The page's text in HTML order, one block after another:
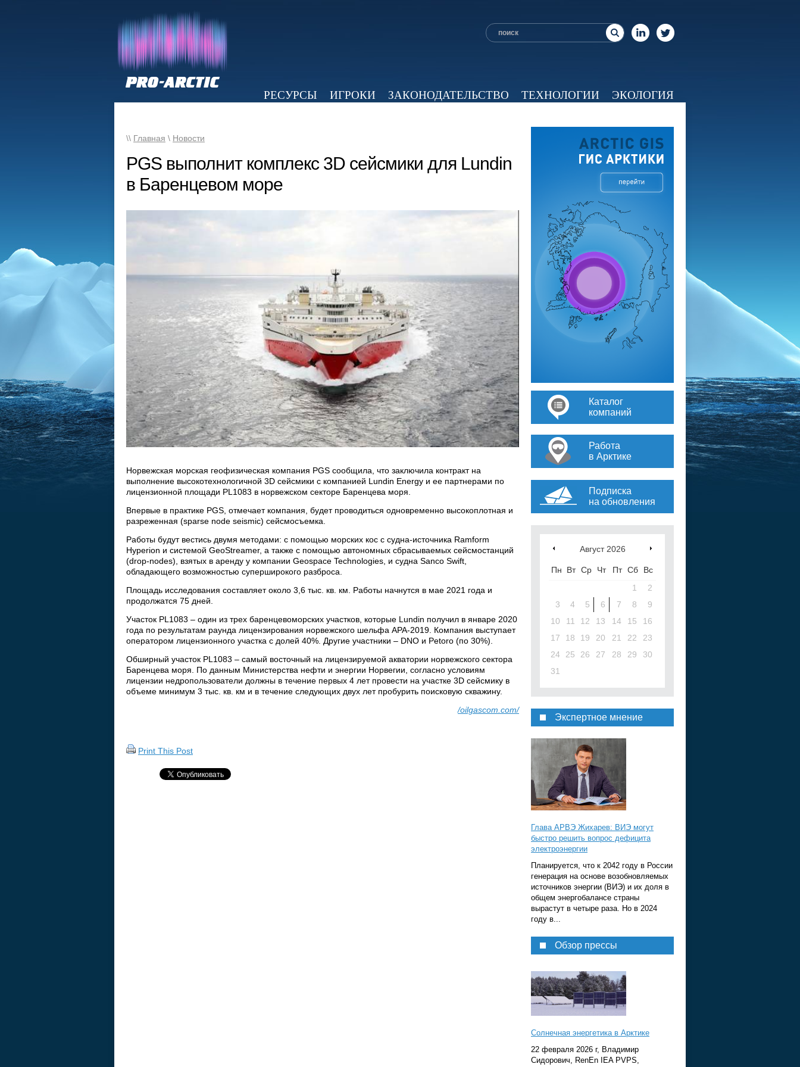
РЕСУРСЫ ИГРОКИ ЗАКОНОДАТЕЛЬСТВО ТЕХНОЛОГИИ
ЭКОЛОГИЯ
\\ Главная \ Новости
PGS выполнит комплекс 3D сейсмики для Lundin
в Баренцевом море
Норвежская морская геофизическая компания PGS сообщила, что заключила контракт на
выполнение высокотехнологичной 3D сейсмики с компанией Lundin Energy и ее партнерами по
лицензионной площади PL1083 в норвежском секторе Баренцева моря.
Впервые в практике PGS, отмечает компания, будет проводиться одновременно высокоплотная и
разреженная (sparse node seismic) сейсмосъемка.
Работы будут вестись двумя методами: с помощью морских кос с судна-источника Ramform
Hyperion и системой GeoStreamer, а также с помощью автономных сбрасываемых сейсмостанций
(drop-nodes), взятых в аренду у компании Geospace Technologies, и судна Sanco Swift,
обладающего возможностью суперширокого разброса.
Площадь исследования составляет около 3,6 тыс. кв. км. Работы начнутся в мае 2021 года и
продолжатся 75 дней.
Участок PL1083 – один из трех баренцевоморских участков, которые Lundin получил в январе 2020
года по результатам раунда лицензирования норвежского шельфа APA-2019. Компания выступает
оператором лицензионного участка с долей 40%. Другие участники – DNO и Petoro (по 30%).
Обширный участок PL1083 – самый восточный на лицензируемой акватории норвежского сектора
Баренцева моря. По данным Министерства нефти и энергии Норвегии, согласно условиям
лицензии недропользователи должны в течение первых 4 лет провести на участке 3D сейсмику в
объеме минимум 3 тыс. кв. км и в течение следующих двух лет пробурить поисковую скважину.
/oilgascom.com/
Print This Post
Каталог
компаний
Работа
в Арктике
Подписка
на обновления
Август 2026
Пн Вт Ср Чт Пт Сб
Вс
1
2
3
4 5 6 7 8
9
10
11 12 13 14 15
16
17
18 19 20 21 22
23
24
25 26 27 28 29
30
31
Экспертное мнение
Глава АРВЭ Жихарев: ВИЭ могут
быстро решить вопрос дефицита
электроэнергии
Планируется, что к 2042 году в России
генерация на основе возобновляемых
источников энергии (ВИЭ) и их доля в
общем энергобалансе страны
вырастут в четыре раза. Но в 2024
году в...
Обзор прессы
Солнечная энергетика в Арктике
22 февраля 2026 г, Владимир
Сидорович, RenEn IEA PVPS,